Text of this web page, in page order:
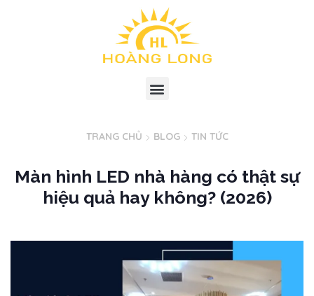
TRANG CHỦ BLOG TIN TỨC
Màn hình LED nhà hàng có thật sự
hiệu quả hay không? (2026)